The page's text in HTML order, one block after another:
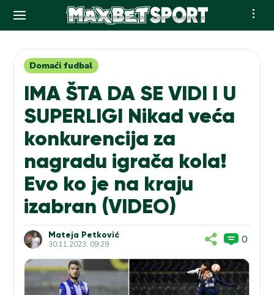
contentDomaći fudbal
IMA ŠTA DA SE VIDI I U
SUPERLIGI Nikad veća
konkurencija za
nagradu igrača kola!
Evo ko je na kraju
izabran (VIDEO)
Mateja Petković
30.11.2023. 09:29 0